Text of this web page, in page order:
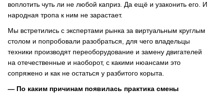
воплотить чуть ли не любой каприз. Да ещё и узаконить его. И
народная тропа к ним не зарастает.
Мы встретились с экспертами рынка за виртуальным круглым
столом и попробовали разобраться, для чего владельцы
техники производят переоборудование и замену двигателей
на отечественные и наоборот, с какими нюансами это
сопряжено и как не остаться у разбитого корыта.
— По каким причинам появилась практика смены